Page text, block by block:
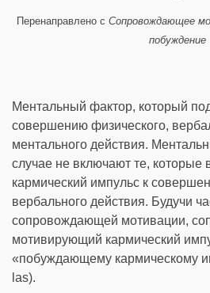
Перенаправлено с Сопровождающее
побуждение
Ментальный фактор, который
совершению физического,
ментального действия.
случае не включают те, которые
кармический импульс к
вербального действия. Будучи
сопровождающей мотивации,
мотивирующий кармический
«побуждающему кармическому
las).